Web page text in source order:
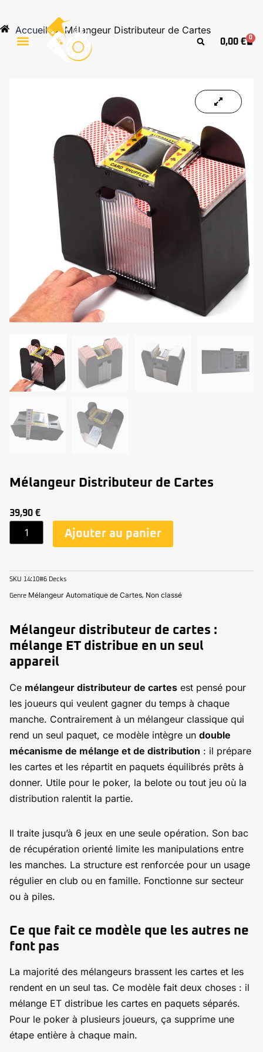
au
contenu
0,00 € 0
Cart
Accueil » Mélangeur Distributeur de Cartes
Mélangeur Distributeur de Cartes
39,90 €
quantité
de
Distributeur
de
Ajouter au panier
SKU 14:10#6 Decks
Genre Mélangeur Automatique de Cartes, Non classé
Mélangeur distributeur de cartes :
mélange ET distribue en un seul
appareil
Ce mélangeur distributeur de cartes est pensé pour
les joueurs qui veulent gagner du temps à chaque
manche. Contrairement à un mélangeur classique qui
rend un seul paquet, ce modèle intègre un double
mécanisme de mélange et de distribution : il prépare
les cartes et les répartit en paquets équilibrés prêts à
donner. Utile pour le poker, la belote ou tout jeu où la
distribution ralentit la partie.
Il traite jusqu’à 6 jeux en une seule opération. Son bac
de récupération orienté limite les manipulations entre
les manches. La structure est renforcée pour un usage
régulier en club ou en famille. Fonctionne sur secteur
ou à piles.
Ce que fait ce modèle que les autres ne
font pas
La majorité des mélangeurs brassent les cartes et les
rendent en un seul tas. Ce modèle fait deux choses : il
mélange ET distribue les cartes en paquets séparés.
Pour le poker à plusieurs joueurs, ça supprime une
étape entière à chaque main.